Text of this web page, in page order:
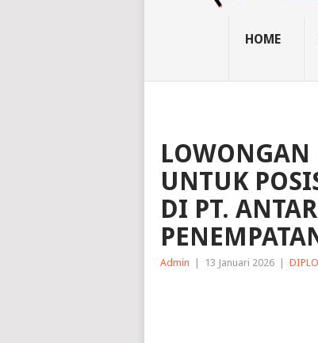
HOME
LOWONGAN
UNTUK
DI PT.
Admin 13 Januari 2026